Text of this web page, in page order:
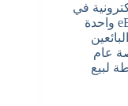
في
عالم التجارة الإلكترونية، تُعتبر منصة eBay واحدة
عام
لبيع